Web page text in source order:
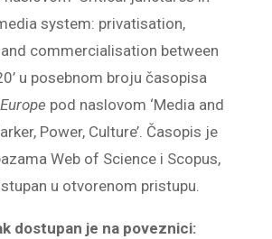
system: privatisation,
commercialisation between
u posebnom broju časopisa
pod naslovom ‘Media and
Power, Culture’. Časopis je
Web of Science i Scopus,
u otvorenom pristupu.
dostupan je na poveznici: